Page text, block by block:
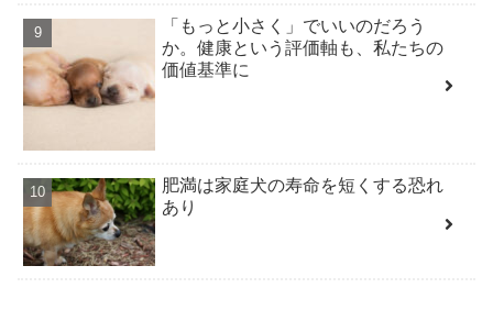
「もっと小さく」でいいのだろう
か。健康という評価軸も、私たちの
価値基準に
肥満は家庭犬の寿命を短くする恐れ
あり